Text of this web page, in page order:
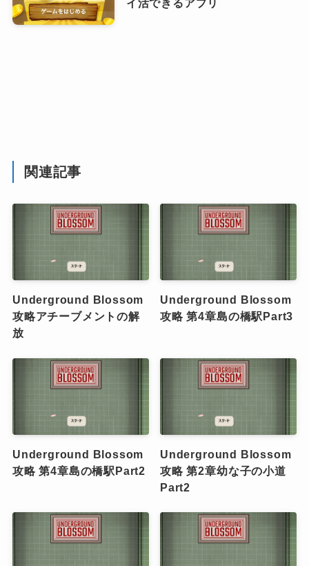
イ活できるアプリ
関連記事
Underground Blossom
攻略アチーブメントの解
放
Underground Blossom
攻略 第4章島の橋駅Part3
Underground Blossom
攻略 第4章島の橋駅Part2
Underground Blossom
攻略 第2章幼な子の小道
Part2